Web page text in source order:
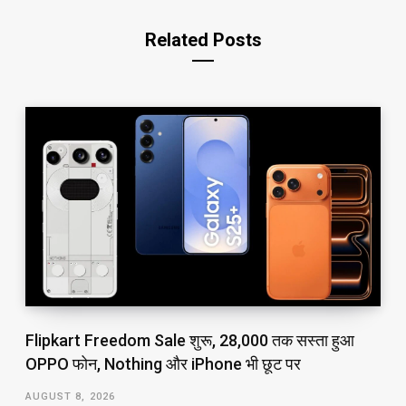
Related Posts
Flipkart Freedom Sale शुरू, ₹28,000 तक सस्ता हुआ
OPPO फोन, Nothing और iPhone भी छूट पर
AUGUST 8, 2026